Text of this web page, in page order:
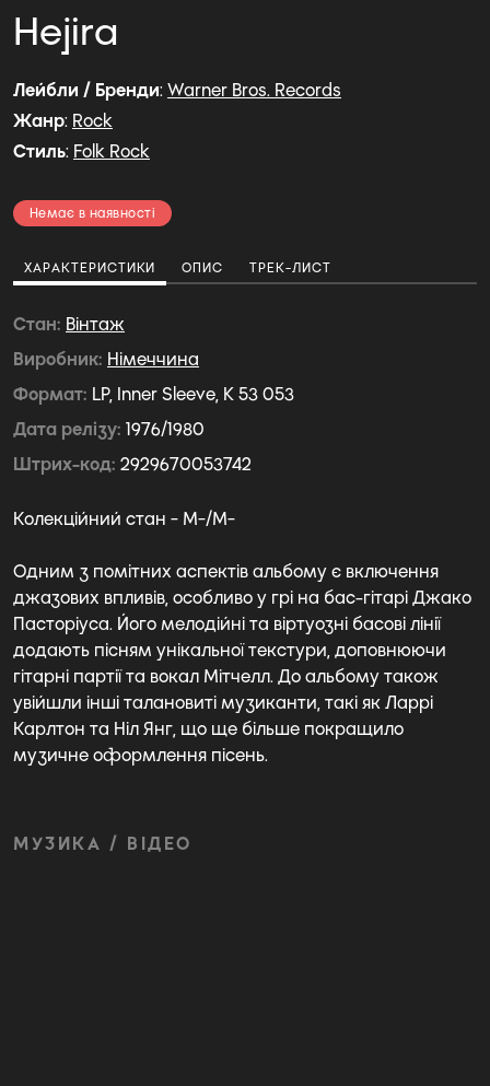
Hejira
Лейбли / Бренди: Warner Bros. Records
Жанр: Rock
Стиль: Folk Rock
Немає в наявності
ХАРАКТЕРИСТИКИ ОПИС ТРЕК-ЛИСТ
Стан Вiнтаж
Виробник Німеччина
Формат LP, Inner Sleeve, K 53 053
Дата релізу 1976/1980
Штрих-код 2929670053742
Колекційний стан - M-/M-
Одним з помітних аспектів альбому є включення
джазових впливів, особливо у грі на бас-гітарі Джако
Пасторіуса. Його мелодійні та віртуозні басові лінії
додають пісням унікальної текстури, доповнюючи
гітарні партії та вокал Мітчелл. До альбому також
увійшли інші талановиті музиканти, такі як Ларрі
Карлтон та Ніл Янг, що ще більше покращило
музичне оформлення пісень.
МУЗИКА / ВІДЕО